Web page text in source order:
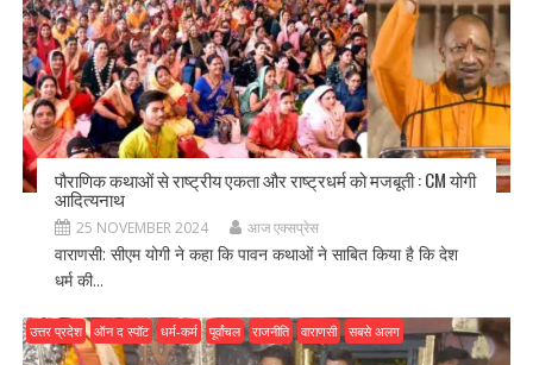
पौराणिक कथाओं से राष्ट्रीय एकता और राष्ट्रधर्म को मजबूती : CM योगी
आदित्यनाथ
25 NOVEMBER 2024 आज एक्सप्रेस
वाराणसी: सीएम योगी ने कहा कि पावन कथाओं ने साबित किया है कि देश
धर्म की...
उत्तर प्रदेश ऑन द स्पॉट धर्म-कर्म पूर्वांचल राजनीति वाराणसी सबसे अलग